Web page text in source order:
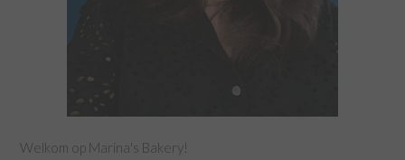
Welkom op Marina's Bakery!